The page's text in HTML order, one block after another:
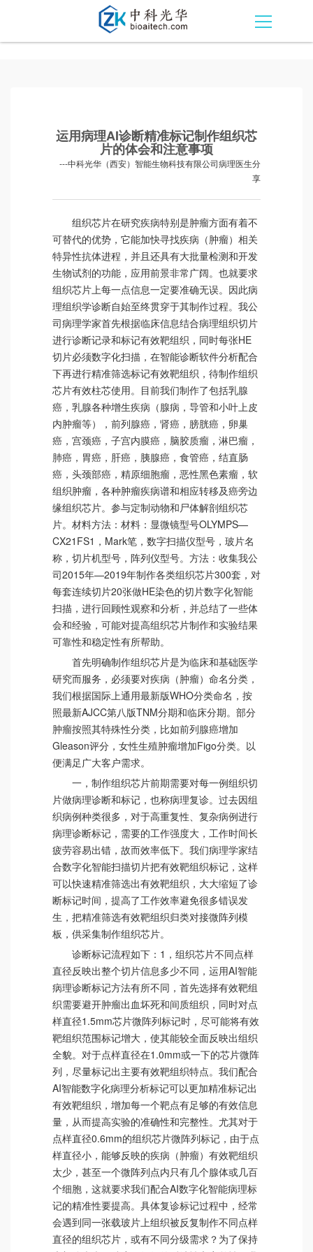
运用病理AI诊断精准标记制作组织芯
片的体会和注意事项
---中科光华（西安）智能生物科技有限公司病理医生分
享
组织芯片在研究疾病特别是肿瘤方面有着不
可替代的优势，它能加快寻找疾病（肿瘤）相关
特异性抗体进程，并且还具有大批量检测和开发
生物试剂的功能，应用前景非常广阔。也就要求
组织芯片上每一点信息一定要准确无误。因此病
理组织学诊断自始至终贯穿于其制作过程。我公
司病理学家首先根据临床信息结合病理组织切片
进行诊断记录和标记有效靶组织，同时每张HE
切片必须数字化扫描，在智能诊断软件分析配合
下再进行精准筛选标记有效靶组织，待制作组织
芯片有效柱芯使用。目前我们制作了包括乳腺
癌，乳腺各种增生疾病（腺病，导管和小叶上皮
内肿瘤等），前列腺癌，肾癌，膀胱癌，卵巢
癌，宫颈癌，子宫内膜癌，脑胶质瘤，淋巴瘤，
肺癌，胃癌，肝癌，胰腺癌，食管癌，结直肠
癌，头颈部癌，精原细胞瘤，恶性黑色素瘤，软
组织肿瘤，各种肿瘤疾病谱和相应转移及癌旁边
缘组织芯片。参与定制动物和尸体解剖组织芯
片。材料方法：材料：显微镜型号OLYMPS—
CX21FS1，Mark笔，数字扫描仪型号，玻片名
称，切片机型号，阵列仪型号。方法：收集我公
司2015年—2019年制作各类组织芯片300套，对
每套连续切片20张做HE染色的切片数字化智能
扫描，进行回顾性观察和分析，并总结了一些体
会和经验，可能对提高组织芯片制作和实验结果
可靠性和稳定性有所帮助。
首先明确制作组织芯片是为临床和基础医学
研究而服务，必须要对疾病（肿瘤）命名分类，
我们根据国际上通用最新版WHO分类命名，按
照最新AJCC第八版TNM分期和临床分期。部分
肿瘤按照其特殊性分类，比如前列腺癌增加
Gleason评分，女性生殖肿瘤增加Figo分类。以
便满足广大客户需求。
一，制作组织芯片前期需要对每一例组织切
片做病理诊断和标记，也称病理复诊。过去因组
织病例种类很多，对于高重复性、复杂病例进行
病理诊断标记，需要的工作强度大，工作时间长
疲劳容易出错，故而效率低下。我们病理学家结
合数字化智能扫描切片把有效靶组织标记，这样
可以快速精准筛选出有效靶组织，大大缩短了诊
断标记时间，提高了工作效率避免很多错误发
生，把精准筛选有效靶组织归类对接微阵列模
板，供采集制作组织芯片。
诊断标记流程如下：1，组织芯片不同点样
直径反映出整个切片信息多少不同，运用AI智能
病理诊断标记方法有所不同，首先选择有效靶组
织需要避开肿瘤出血坏死和间质组织，同时对点
样直径1.5mm芯片微阵列标记时，尽可能将有效
靶组织范围标记增大，使其能较全面反映出组织
全貌。对于点样直径在1.0mm或一下的芯片微阵
列，尽量标记出主要有效靶组织特点。我们配合
AI智能数字化病理分析标记可以更加精准标记出
有效靶组织，增加每一个靶点有足够的有效信息
量，从而提高实验的准确性和完整性。尤其对于
点样直径0.6mm的组织芯片微阵列标记，由于点
样直径小，能够反映的疾病（肿瘤）有效靶组织
太少，甚至一个微阵列点内只有几个腺体或几百
个细胞，这就要求我们配合AI数字化智能病理标
记的精准性要提高。具体复诊标记过程中，经常
会遇到同一张载玻片上组织被反复制作不同点样
直径的组织芯片，或有不同分级需求？为了保持